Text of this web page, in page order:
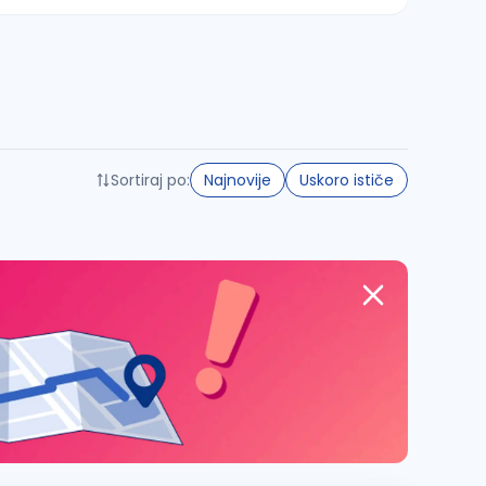
Sortiraj po: Najnovije Uskoro ističe